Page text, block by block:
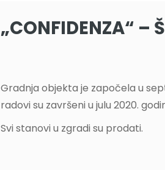
„CONFIDENZA“ –
Gradnja objekta je započela u
radovi su završeni u julu 2020.
Svi stanovi u zgradi su prodati.